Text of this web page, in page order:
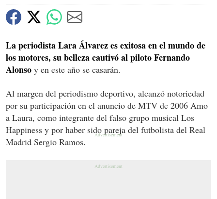
La periodista Lara Álvarez es exitosa en el mundo de
los motores, su belleza cautivó al piloto Fernando
Alonso y en este año se casarán.
Al margen del periodismo deportivo, alcanzó notoriedad
por su participación en el anuncio de MTV de 2006 Amo
a Laura, como integrante del falso grupo musical Los
Happiness y por haber sido pareja del futbolista del Real
Madrid Sergio Ramos.